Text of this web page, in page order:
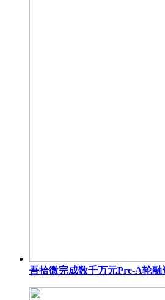
吾拾微完成数千万元Pre-A轮